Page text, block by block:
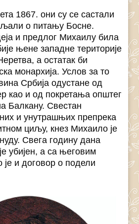
1867. они су се састали
о питању Босне.
и предлог Михаилу била
њене западне територије
а остатак би
монархија. Услов за то
Србија одустане од
као и од покретања општег
Балкану. Свестан
и унутрашњих препрека
циљу, кнез Михаило је
Свега годину дана
убијен, а са његовим
је и договор о подели